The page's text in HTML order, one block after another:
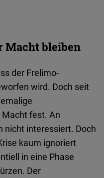
Macht bleiben
der Frelimo-
wird. Doch seit
fest. An
nicht interessiert. Doch
kaum ignoriert
in eine Phase
Der